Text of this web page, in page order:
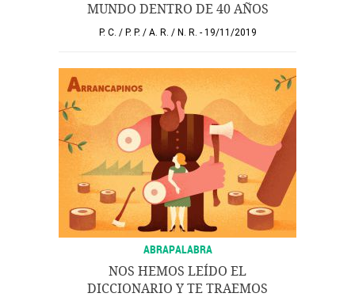
MUNDO DENTRO DE 40 AÑOS
P. C. / P. P. / A. R. / N. R. 19/11/2019
ABRAPALABRA
NOS HEMOS LEÍDO EL
DICCIONARIO Y TE TRAEMOS